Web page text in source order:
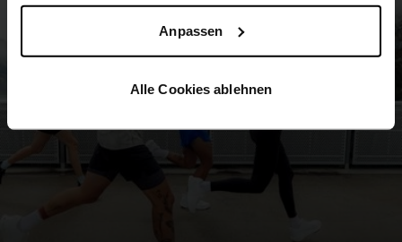
Anpassen
Alle Cookies ablehnen